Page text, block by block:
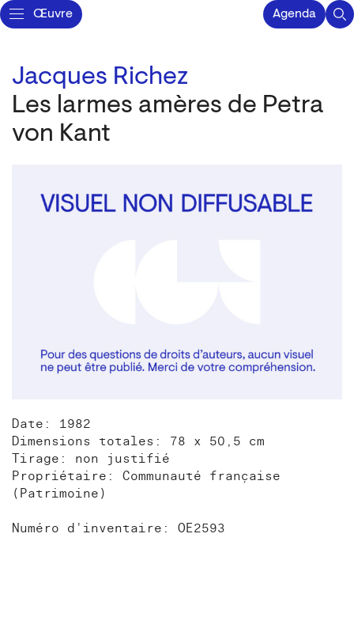
Œuvre Agenda
Jacques Richez
Les larmes amères de Petra
von Kant
Date: 1982
Dimensions totales: 78 x 50,5 cm
Tirage: non justifié
Propriétaire: Communauté française
(Patrimoine)
Numéro d'inventaire: OE2593